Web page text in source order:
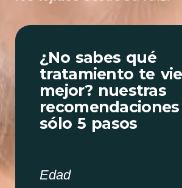
¿No sabes qué
tratamiento te
mejor? nuestras
sólo 5 pasos
Edad